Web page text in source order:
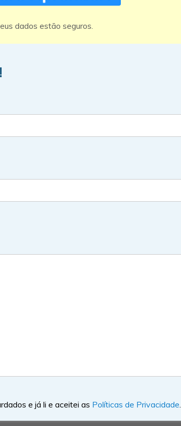
dados estão seguros.
e já li e aceitei as Políticas de Privacidade.